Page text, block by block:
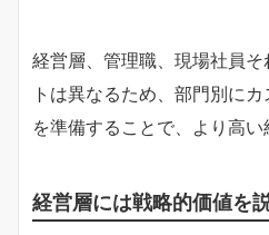
経営層、管理職、現場社員
トは異なるため、部門別に
を準備することで、より高い
経営層には戦略的価値を